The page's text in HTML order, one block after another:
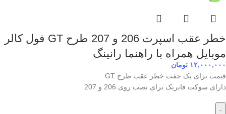
خطر عقب اسپرت 206 و 207 طرح GT فول کالر
موبایل همراه با راهنما رانینگ
۱۲,۰۰۰,۰۰۰ تومان
قیمت برای یک جفت خطر عقب طرح GT
دارای سوکت فابریک برای نصب روی 206 و 207
-